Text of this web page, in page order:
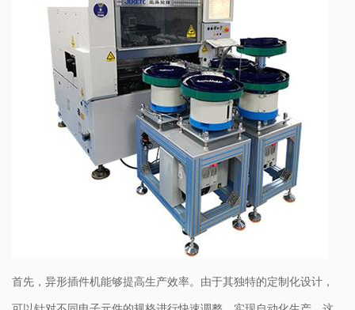
首先，异形插件机能够提高生产效率。由于其独特的定制化设计，